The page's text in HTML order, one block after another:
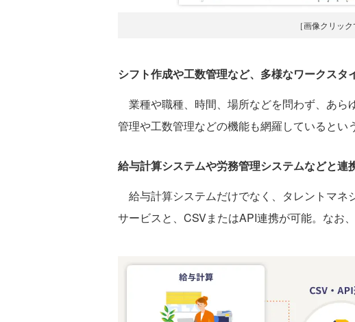
［画像クリック
シフト作成や工数管理など、多様なワークスタ
業種や職種、時間、場所などを問わず、あら
管理や工数管理などの機能も網羅しているという
給与計算システムや労務管理システムなどと連
給与計算システムだけでなく、タレントマネ
サービスと、CSVまたはAPI連携が可能。なお